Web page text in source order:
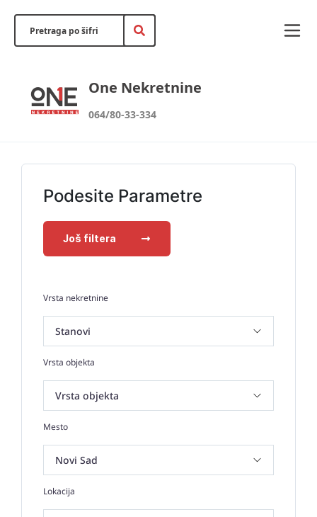
One Nekretnine
064/80-33-334
Podesite Parametre
Još filtera
Vrsta nekretnine
Vrsta objekta
Mesto
Lokacija